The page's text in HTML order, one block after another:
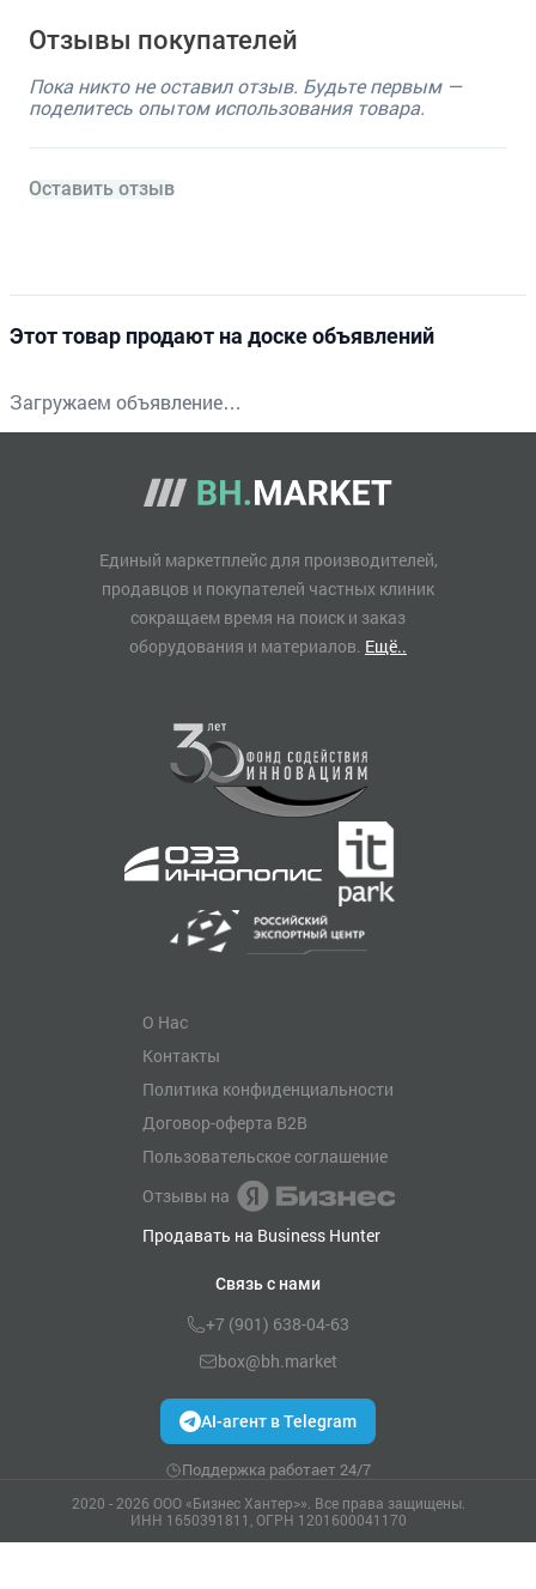
Отзывы покупателей
Пока никто не оставил отзыв. Будьте первым —
поделитесь опытом использования товара.
Оставить отзыв
Этот товар продают на доске объявлений
Загружаем объявление…
Единый маркетплейс для производителей,
продавцов и покупателей частных клиник
сокращаем время на поиск и заказ
оборудования и материалов. Ещё..
О Нас
Контакты
Политика конфиденциальности
Договор-оферта B2B
Пользовательское соглашение
Отзывы на
Продавать на Business Hunter
Связь с нами
+7 (901) 638-04-63
box@bh.market
AI-агент в Telegram
Поддержка работает 24/7
2020 - 2026 ООО «Бизнес Хантер>». Все права защищены.
ИНН 1650391811, ОГРН 1201600041170